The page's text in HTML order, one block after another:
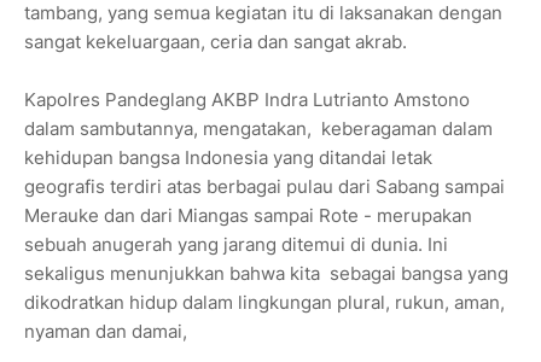
tambang, yang semua kegiatan itu di laksanakan dengan
sangat kekeluargaan, ceria dan sangat akrab.
Kapolres Pandeglang AKBP Indra Lutrianto Amstono
dalam sambutannya, mengatakan, keberagaman dalam
kehidupan bangsa Indonesia yang ditandai letak
geografis terdiri atas berbagai pulau dari Sabang sampai
Merauke dan dari Miangas sampai Rote - merupakan
sebuah anugerah yang jarang ditemui di dunia. Ini
sekaligus menunjukkan bahwa kita sebagai bangsa yang
dikodratkan hidup dalam lingkungan plural, rukun, aman,
nyaman dan damai,